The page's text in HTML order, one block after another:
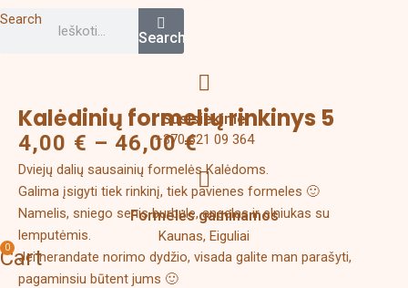
Search
Search
Susisiekime
+370 621 09 364
Formelės gaminamos
Kaunas, Eiguliai
0
Cart
Kalėdinių formelių rinkinys 5
4,00 € – 46,00€
Dviejų dalių sausainių formelės Kalėdoms.
Galima įsigyti tiek rinkinį, tiek pavienes formeles 🙂
Namelis, sniego senis burbule, angelas ir elniukas su
lemputėmis.
Jei nerandate norimo dydžio, visada galite man parašyti,
pagaminsiu būtent jums 🙂